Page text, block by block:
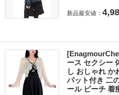
新品最安値：
ース セクシー
し おしゃれ か
パット付き 二
ール ビーチ 着